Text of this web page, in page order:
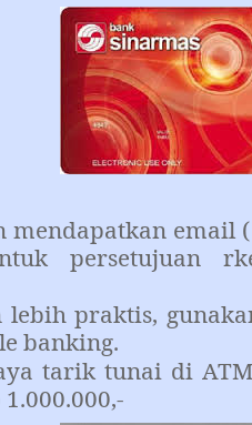
mendapatkan email
persetujuan
praktis,
banking.
tarik tunai di